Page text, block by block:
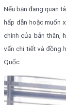
Nếu bạn đang quan
hấp dẫn hoặc muốn
chính của bản thân,
vấn chi tiết và đồng
Quốc